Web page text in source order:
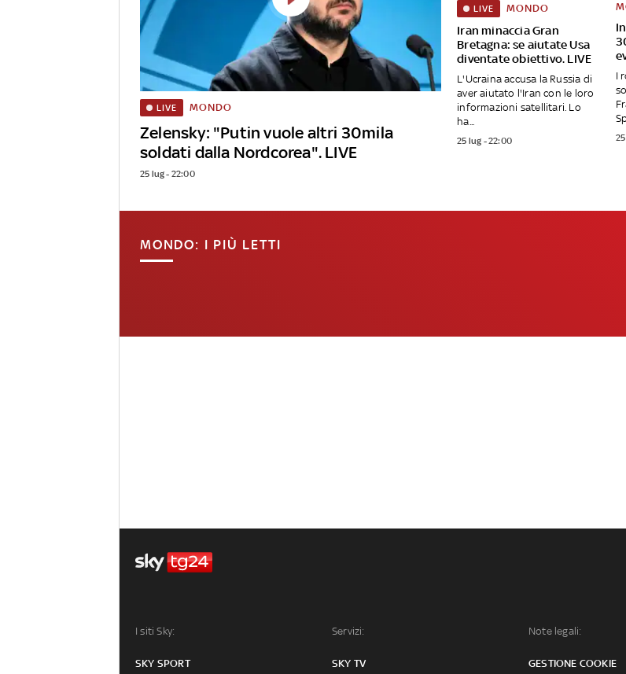
Zelensky: "Putin vuole altri 30mila
soldati dalla Nordcorea". LIVE
LIVE MONDO
25 lug - 22:00
Iran minaccia Gran
Bretagna: se aiutate Usa
diventate obiettivo. LIVE
LIVE MONDO
L'Ucraina accusa la Russia di
aver aiutato l'Iran con le loro
informazioni satellitari. Lo
ha...
25 lug - 22:00
I
MONDO: I PIÙ LETTI
I siti Sky:
SKY SPORT
Servizi:
SKY TV
Note legali:
GESTIONE COOKIE